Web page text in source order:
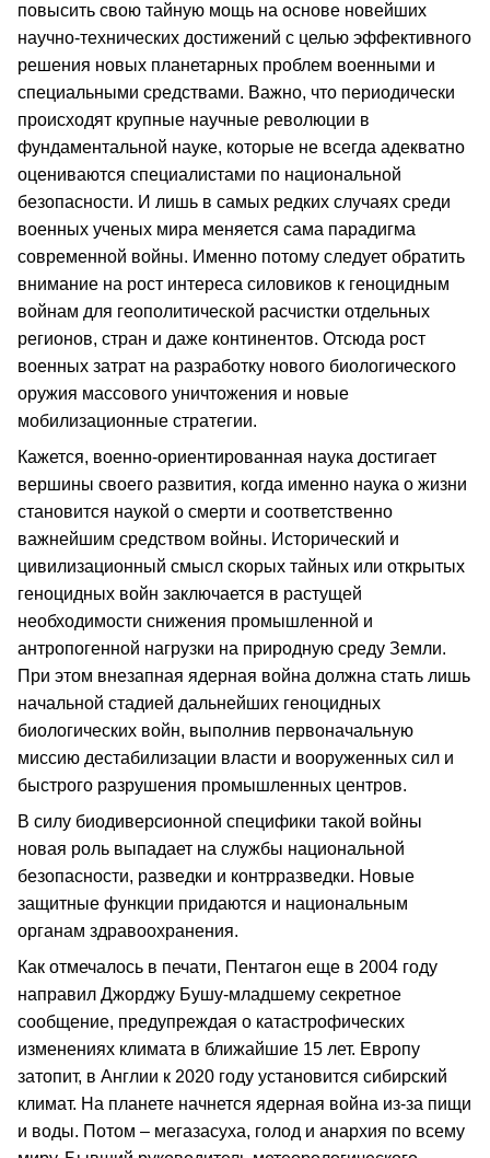
повысить свою тайную мощь на основе новейших
научно-технических достижений с целью эффективного
решения новых планетарных проблем военными и
специальными средствами. Важно, что периодически
происходят крупные научные революции в
фундаментальной науке, которые не всегда адекватно
оцениваются специалистами по национальной
безопасности. И лишь в самых редких случаях среди
военных ученых мира меняется сама парадигма
современной войны. Именно потому следует обратить
внимание на рост интереса силовиков к геноцидным
войнам для геополитической расчистки отдельных
регионов, стран и даже континентов. Отсюда рост
военных затрат на разработку нового биологического
оружия массового уничтожения и новые
мобилизационные стратегии.
Кажется, военно-ориентированная наука достигает
вершины своего развития, когда именно наука о жизни
становится наукой о смерти и соответственно
важнейшим средством войны. Исторический и
цивилизационный смысл скорых тайных или открытых
геноцидных войн заключается в растущей
необходимости снижения промышленной и
антропогенной нагрузки на природную среду Земли.
При этом внезапная ядерная война должна стать лишь
начальной стадией дальнейших геноцидных
биологических войн, выполнив первоначальную
миссию дестабилизации власти и вооруженных сил и
быстрого разрушения промышленных центров.
В силу биодиверсионной специфики такой войны
новая роль выпадает на службы национальной
безопасности, разведки и контрразведки. Новые
защитные функции придаются и национальным
органам здравоохранения.
Как отмечалось в печати, Пентагон еще в 2004 году
направил Джорджу Бушу-младшему секретное
сообщение, предупреждая о катастрофических
изменениях климата в ближайшие 15 лет. Европу
затопит, в Англии к 2020 году установится сибирский
климат. На планете начнется ядерная война из-за пищи
и воды. Потом – мегазасуха, голод и анархия по всему